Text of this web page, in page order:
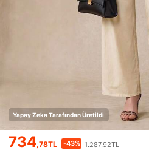
Yapay Zeka Tarafından Üretildi
734,78TL -43% 1.287,92TL